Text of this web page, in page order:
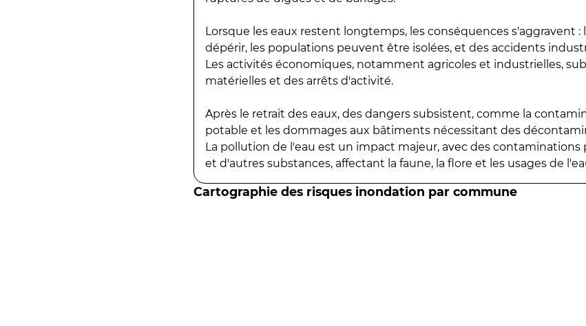
Lorsque les eaux restent longtemps, les conséquences s'aggravent
dépérir, les populations peuvent être isolées, et des accidents
Les activités économiques, notamment agricoles et industrielles,
matérielles et des arrêts d'activité.
Après le retrait des eaux, des dangers subsistent, comme la
potable et les dommages aux bâtiments nécessitant des
La pollution de l'eau est un impact majeur, avec des contaminations
et d'autres substances, affectant la faune, la flore et les usages de
Cartographie des risques inondation par commune